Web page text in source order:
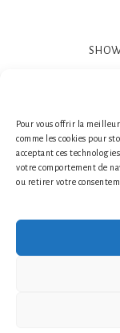
Pour vous offrir la
comme les cookies pour
acceptant ces
votre comportement de
ou retirer votre
Tél. 1 :
Tél. 2 :
Mentions